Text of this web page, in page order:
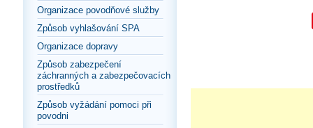
Organizace povodňové služby
Způsob vyhlašování SPA
Organizace dopravy
Způsob zabezpečení
záchranných a zabezpečovacích
prostředků
Způsob vyžádání pomoci při
povodni